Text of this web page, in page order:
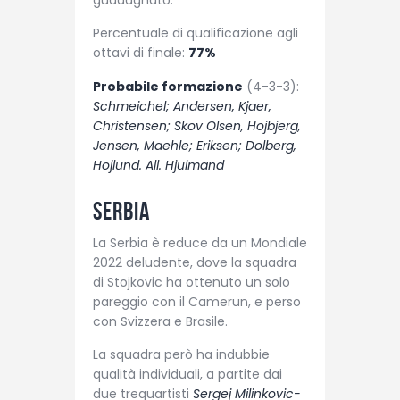
Percentuale di qualificazione agli
ottavi di finale: 77%
Probabile formazione (4-3-3):
Schmeichel; Andersen, Kjaer,
Christensen; Skov Olsen, Hojbjerg,
Jensen, Maehle; Eriksen; Dolberg,
Hojlund. All. Hjulmand
Serbia
La Serbia è reduce da un Mondiale
2022 deludente, dove la squadra
di Stojkovic ha ottenuto un solo
pareggio con il Camerun, e perso
con Svizzera e Brasile.
La squadra però ha indubbie
qualità individuali, a partite dai
due trequartisti Sergej Milinkovic-